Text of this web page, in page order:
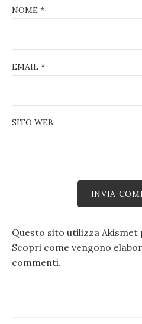
NOME *
EMAIL *
SITO WEB
Questo sito utilizza
Scopri come vengono
commenti.